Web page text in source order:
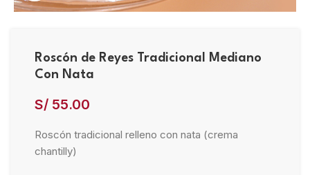
Roscón de Reyes Tradicional Mediano
Con Nata
S/ 55.00
Roscón tradicional relleno con nata (crema
chantilly)